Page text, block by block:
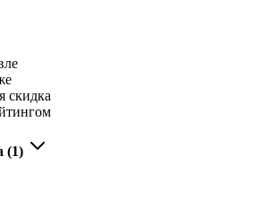
скидка
(1)